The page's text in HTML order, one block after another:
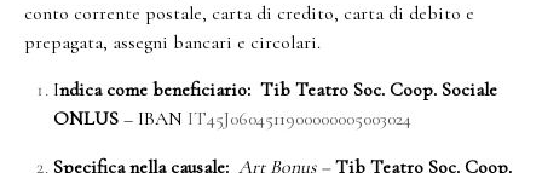
conto corrente postale, carta di credito, carta di debito e
prepagata, assegni bancari e circolari.
Indica come beneficiario: Tib Teatro Soc. Coop. Sociale
ONLUS – IBAN IT45J0604511900000005003024
Specifica nella causale: Art Bonus –Tib Teatro Soc. Coop.